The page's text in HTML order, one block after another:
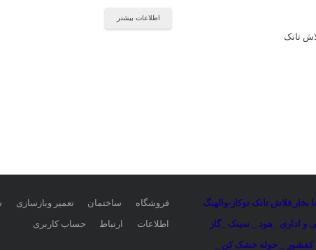
تانک
اطلاعات بیشتر
بخار فلاش تانک توکار-والهنگ
و اداری
هود _ سینک _گاز
کفشور _ حوله خشک کن _
فروشگاه ساختمان تعمیر وبازسازی
اطلاعات
ارتباط حساب کاربری